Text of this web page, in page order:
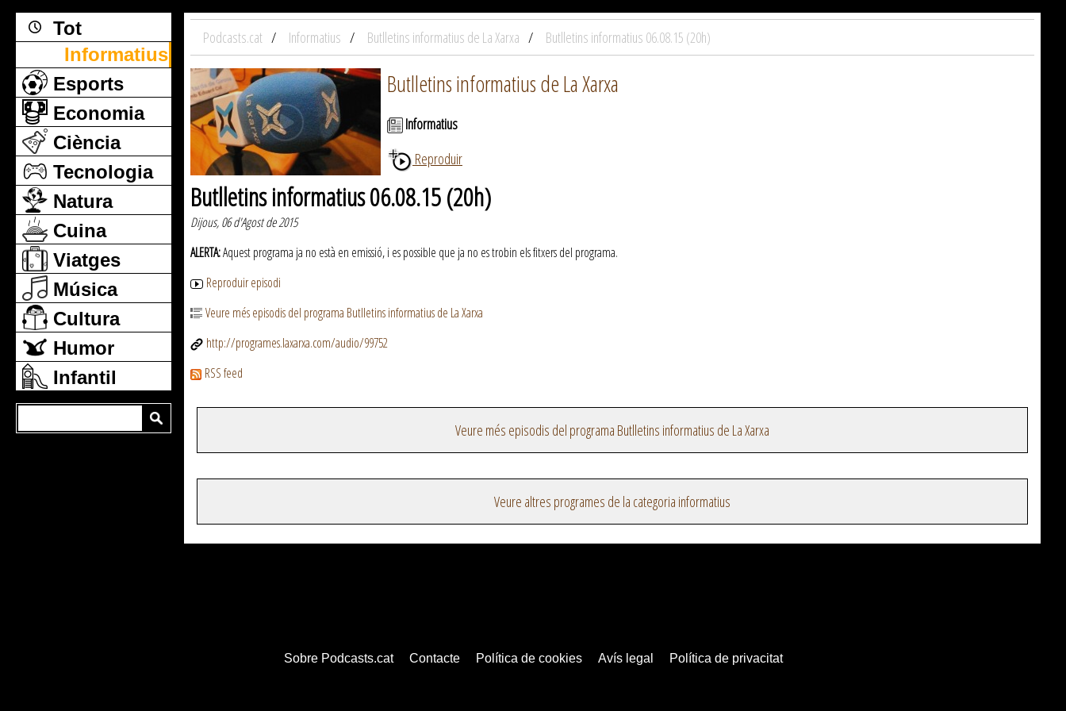
Tot
Informatius
Esports
Economia
Ciència
Tecnologia
Natura
Cuina
Viatges
Música
Cultura
Humor
Infantil
Podcasts.cat Informatius Butlletins informatius de La Xarxa Butlletins informatius 06.08.15 (20h)
Butlletins informatius de La Xarxa
Informatius
Reproduir
Butlletins informatius 06.08.15 (20h)
Dijous, 06 d'Agost de 2015
ALERTA:Aquest programa ja no està en emissió, i es possible que ja no es trobin els fitxers del programa.
Reproduir episodi
Veure més episodis del programa Butlletins informatius de La Xarxa
http://programes.laxarxa.com/audio/99752
RSS feed
Veure més episodis del programa Butlletins informatius de La Xarxa
Veure altres programes de la categoria informatius
Sobre Podcasts.cat Contacte Política de cookies Avís legal Política de privacitat